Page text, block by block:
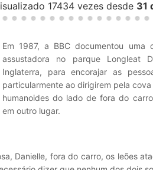
17434 vezes desde 31
Em 1987, a BBC documentou uma
assustadora no parque Longleat
Inglaterra, para encorajar as
particularmente ao dirigirem pela
humanoides do lado de fora do
em outro lugar.
Danielle, fora do carro, os leões